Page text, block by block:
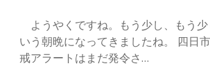
ようやくですね。もう少し、もう少
いう朝晩になってきましたね。 四日
戒アラートはまだ発令さ…